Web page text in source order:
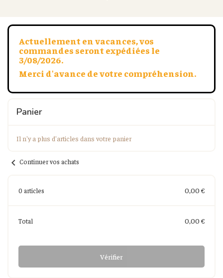
Actuellement en vacances, vos
commandes seront expédiées le
3/08/2026.
Merci d'avance de votre compréhension.
Panier
Il n'y a plus d'articles dans votre panier
chevron_left Continuer vos achats
0 articles 0,00 €
Total 0,00 €
Vérifier